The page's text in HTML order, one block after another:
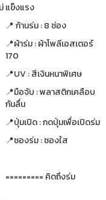
แข็งแรง
📍 ก้านร่ม : 8 ช่อง
📍ผ้าร่ม : ผ้าโพลีเอสเตอร์
170
📍UV : สีเงินหนาพิเศษ
📍มือจับ : พลาสติกเคลือบ
กันลื่น
📍ปุ่มเปิด : กดปุ่มเพื่อเปิดร่ม
📍ซองร่ม : ซองใส
========= คิดถึงร่ม